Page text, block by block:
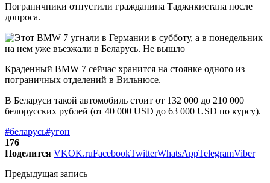
Пограничники отпустили гражданина Таджикистана после
допроса.
Краденный BMW 7 сейчас хранится на стоянке одного из
пограничных отделений в Вильнюсе.
В Беларуси такой автомобиль стоит от 132 000 до 210 000
белорусских рублей (от 40 000 USD до 63 000 USD по курсу).
#беларусь#угон
176
Поделится VKOK.ruFacebookTwitterWhatsAppTelegramViber
Предыдущая запись